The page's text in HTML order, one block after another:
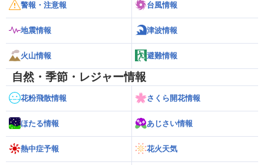
警報・注意報 台風情報
地震情報 津波情報
火山情報 避難情報
自然・季節・レジャー情報
花粉飛散情報 さくら開花情報
ほたる情報 あじさい情報
熱中症予報 花火天気